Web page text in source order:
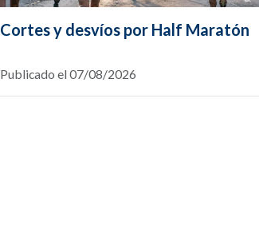
Cortes y desvíos por Half Maratón
Publicado el 07/08/2026